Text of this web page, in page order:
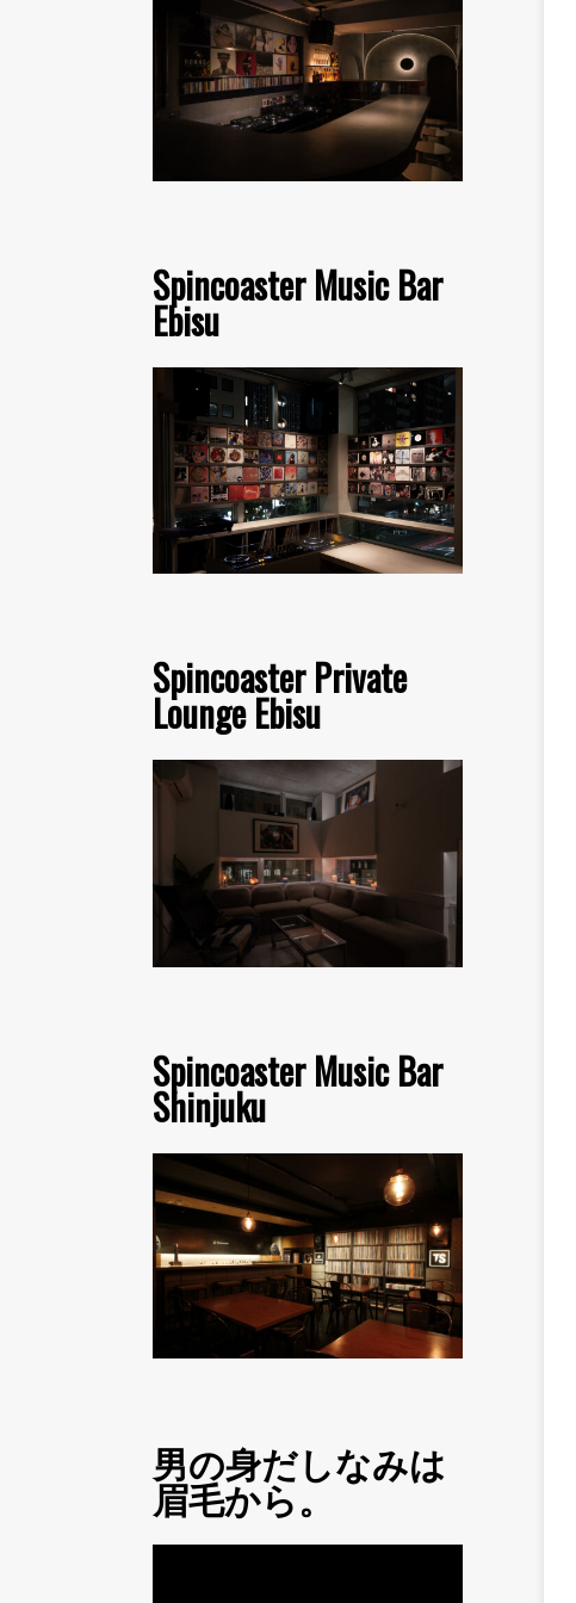
Spincoaster Music Bar
Ebisu
Spincoaster Private
Lounge Ebisu
Spincoaster Music Bar
Shinjuku
男の身だしなみは
眉毛から。